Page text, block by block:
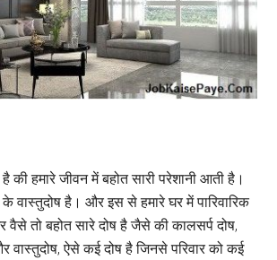
की हमारे जीवन में बहोत सारी परेशानी आती है।
वास्तुदोष है। और इस से हमारे घर में पारिवारिक
वैसे तो बहोत सारे दोष है जैसे की कालसर्प दोष,
वास्तुदोष, ऐसे कई दोष है जिनसे परिवार को कई